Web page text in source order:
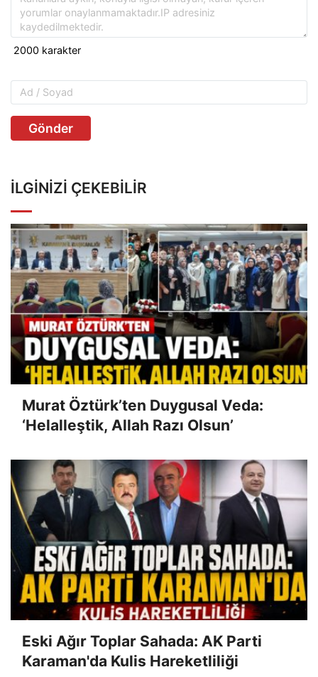
Gönder
İLGINIZI ÇEKEBILIR
Murat Öztürk’ten Duygusal Veda:
‘Helalleştik, Allah Razı Olsun’
Eski Ağır Toplar Sahada: AK Parti
Karaman'da Kulis Hareketliliği